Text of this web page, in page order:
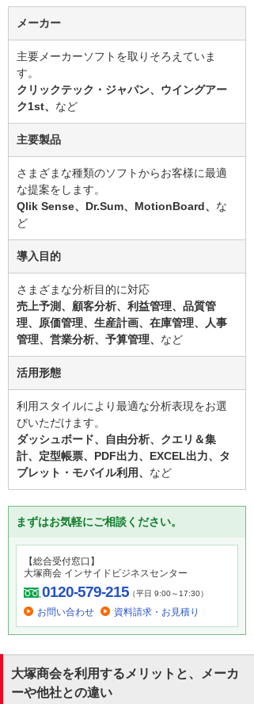
メーカー
主要メーカーソフトを取りそろえていま
す。
クリックテック・ジャパン、ウイングアー
ク1st、 など
主要製品
さまざまな種類のソフトからお客様に最適
な提案をします。
Qlik Sense、Dr.Sum、MotionBoard、 な
ど
導入目的
さまざまな分析目的に対応
売上予測、顧客分析、利益管理、品質管
理、原価管理、生産計画、在庫管理、人事
管理、営業分析、予算管理、 など
活用形態
利用スタイルにより最適な分析表現をお選
びいただけます。
ダッシュボード、自由分析、クエリ＆集
計、定型帳票、PDF出力、EXCEL出力、タ
ブレット・モバイル利用、 など
まずはお気軽にご相談ください。
【総合受付窓口】
大塚商会 インサイドビジネスセンター
0120-579-215（平日 9:00～17:30）
お問い合わせ 資料請求・お見積り
大塚商会を利用するメリットと、メーカ
ーや他社との違い